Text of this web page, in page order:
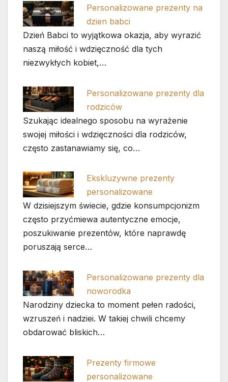
Personalizowane prezenty na
dzien babci
Dzień Babci to wyjątkowa okazja, aby wyrazić
naszą miłość i wdzięczność dla tych
niezwykłych kobiet,…
Personalizowane prezenty dla
rodziców
Szukając idealnego sposobu na wyrażenie
swojej miłości i wdzięczności dla rodziców,
często zastanawiamy się, co…
Ekskluzywne prezenty
personalizowane
W dzisiejszym świecie, gdzie konsumpcjonizm
często przyćmiewa autentyczne emocje,
poszukiwanie prezentów, które naprawdę
poruszają serce…
Personalizowane prezenty dla
noworodka
Narodziny dziecka to moment pełen radości,
wzruszeń i nadziei. W takiej chwili chcemy
obdarować bliskich…
Prezenty firmowe
personalizowane